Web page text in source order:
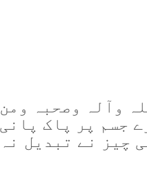
وآلہ وصحبہ ومن
جسم پر پاک پانی
چیز نے تبدیل نہ